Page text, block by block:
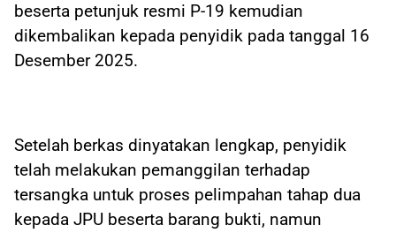
beserta petunjuk resmi P-19 kemudian
dikembalikan kepada penyidik pada tanggal 16
Desember 2025.
Setelah berkas dinyatakan lengkap, penyidik
telah melakukan pemanggilan terhadap
tersangka untuk proses pelimpahan tahap dua
kepada JPU beserta barang bukti, namun